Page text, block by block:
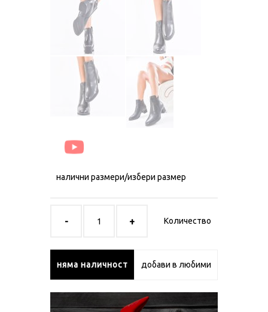
налични размери/избери размер
Количество
няма наличност добави в любими